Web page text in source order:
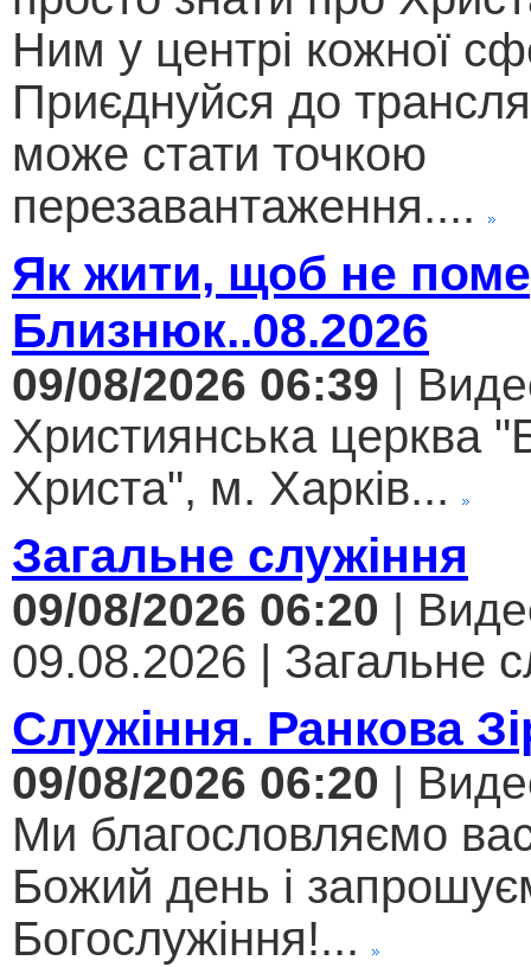
Ним у центрі кожної
Приєднуйся до
може стати точкою
перезавантаження....
Як жити, щоб не
Близнюк..08.2026
09/08/2026 06:39 |
Християнська церква
Христа", м. Харків...
Загальне служіння
09/08/2026 06:20 |
09.08.2026 | Загальне
Служіння. Ранкова
09/08/2026 06:20 |
Ми благословляємо
Божий день і
Богослужіння!...